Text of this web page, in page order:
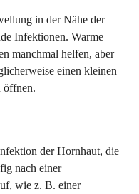
in der Nähe der
Infektionen. Warme
manchmal helfen, aber
einen kleinen
öffnen.
der Hornhaut, die
nach einer
wie z. B. einer